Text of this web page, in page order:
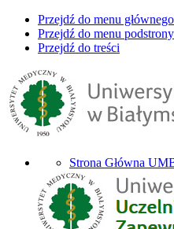
Przejdź do menu głównego
Przejdź do menu podstrony
Przejdź do treści
Strona Główna